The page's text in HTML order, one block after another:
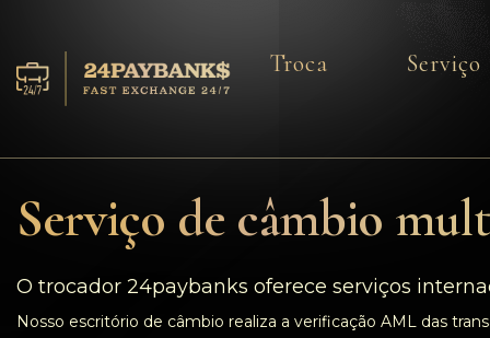
Reservas
Parceiros
Comentários
Troca Serviço
Serviço de câmbio
O trocador 24paybanks oferece serviços
Nosso escritório de câmbio realiza a verificação AML das